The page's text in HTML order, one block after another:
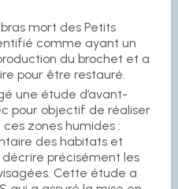
mort des Petits
comme ayant un
du brochet et a
pour être restauré.
une étude d’avant-
pour objectif de réaliser
zones humides :
des habitats et
précisément les
Cette étude a